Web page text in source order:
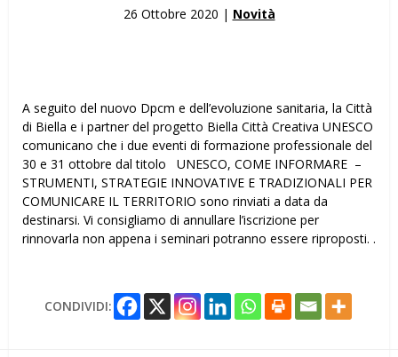
26 Ottobre 2020 | Novità
A seguito del nuovo Dpcm e dell’evoluzione sanitaria, la Città
di Biella e i partner del progetto Biella Città Creativa UNESCO
comunicano che i due eventi di formazione professionale del
30 e 31 ottobre dal titolo UNESCO, COME INFORMARE –
STRUMENTI, STRATEGIE INNOVATIVE E TRADIZIONALI PER
COMUNICARE IL TERRITORIO sono rinviati a data da
destinarsi. Vi consigliamo di annullare l’iscrizione per
rinnovarla non appena i seminari potranno essere riproposti. .
CONDIVIDI: